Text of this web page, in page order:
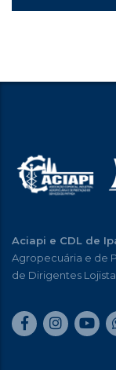
Aciapi e CDL de
Agropecuária e de
de Dirigentes